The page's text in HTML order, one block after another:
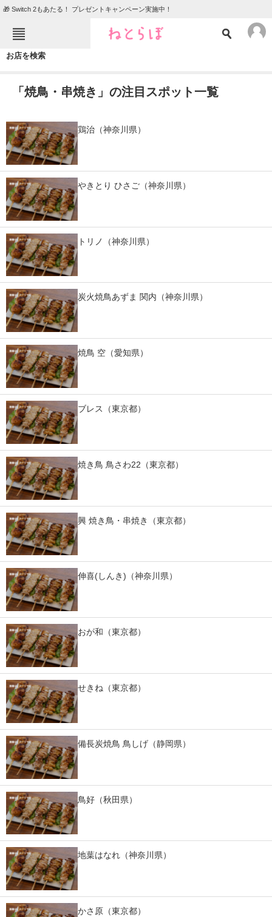
🎁 Switch 2もあたる！ プレゼントキャンペーン実施中！
ねとらぼメニュー
エンタメ クイズ
住まい
動物
会員記事
メディア
注目記事を集めた総合ページ
ITの今と未来を見通す
スマホと通信の最新トレンド
進化するPCとデバイスの未来
好きが集まる 比べて選べる
ビジネスと働き方のヒント
企業ITのトレンドを詳説
経営リーダーのコミュニティ
マーケ×ITの今がよく分かる
企業向けIT製品の総合サイト
IT製品の技術・比較・事例
製造業のIT導入・活用を支援
モノづくり技術者専門サイト
エレクトロニクス専門サイト
電子設計の基本と応用
エネルギーの専門メディア
建設×テクノロジーの最前線
ちょっと気になるネットの話題
お店を検索
「焼鳥・串焼き」の注目スポット一覧
鶏治（神奈川県）
やきとり ひさご（神奈川県）
トリノ（神奈川県）
炭火焼鳥あずま 関内（神奈川県）
焼鳥 空（愛知県）
ブレス（東京都）
焼き鳥 鳥さわ22（東京都）
興 焼き鳥・串焼き（東京都）
伸喜(しんき)（神奈川県）
おが和（東京都）
せきね（東京都）
備長炭焼鳥 鳥しげ（静岡県）
鳥好（秋田県）
地葉はなれ（神奈川県）
かさ原（東京都）